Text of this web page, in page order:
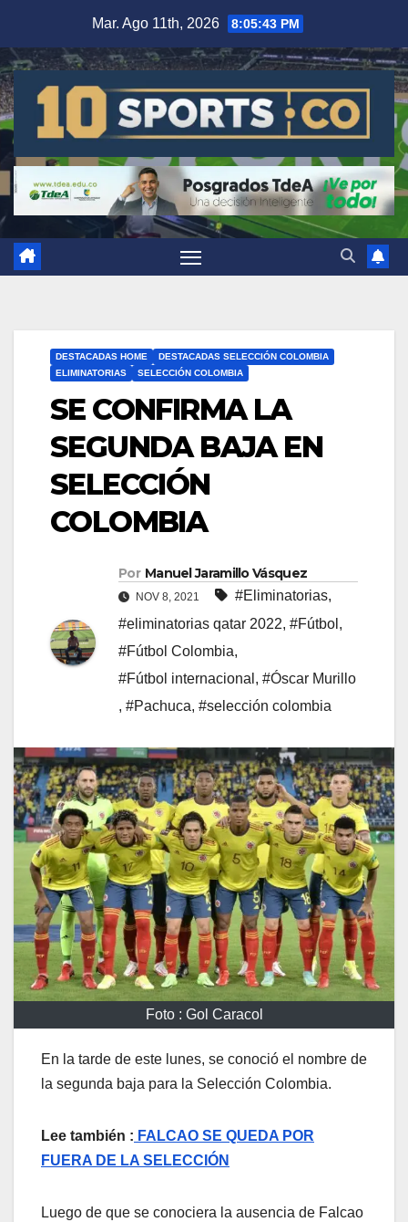
Mar. Ago 11th, 2026 8:05:44 PM
DESTACADAS HOME
DESTACADAS SELECCIÓN COLOMBIA
ELIMINATORIAS
SELECCIÓN COLOMBIA
SE CONFIRMA LA
SEGUNDA BAJA EN
SELECCIÓN
COLOMBIA
Por Manuel Jaramillo Vásquez
NOV 8, 2021 #Eliminatorias,
#eliminatorias qatar 2022, #Fútbol ,
#Fútbol Colombia,
#Fútbol internacional , #Óscar Murillo
, #Pachuca, #selección colombia
Foto : Gol Caracol
En la tarde de este lunes, se conoció el nombre de
la segunda baja para la Selección Colombia.
Lee también : FALCAO SE QUEDA POR
FUERA DE LA SELECCIÓN
Luego de que se conociera la ausencia de Falcao